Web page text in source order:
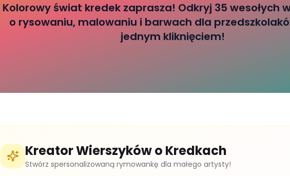
Kolorowy świat kredek zaprasza! Odkryj 35 wesołych
o rysowaniu, malowaniu i barwach dla
jednym kliknięciem!
Kreator Wierszyków o Kredkach
Stwórz spersonalizowaną rymowankę dla małego artysty!